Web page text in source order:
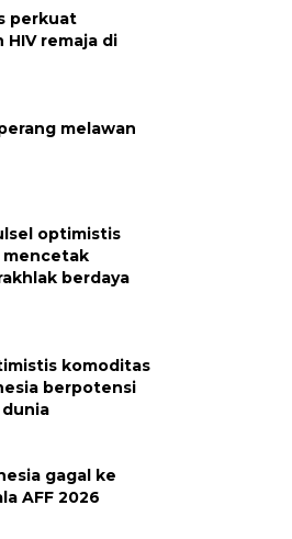
perkuat
HIV remaja di
melawan
optimistis
mencetak
berdaya
komoditas
berpotensi
dunia
gagal ke
AFF 2026